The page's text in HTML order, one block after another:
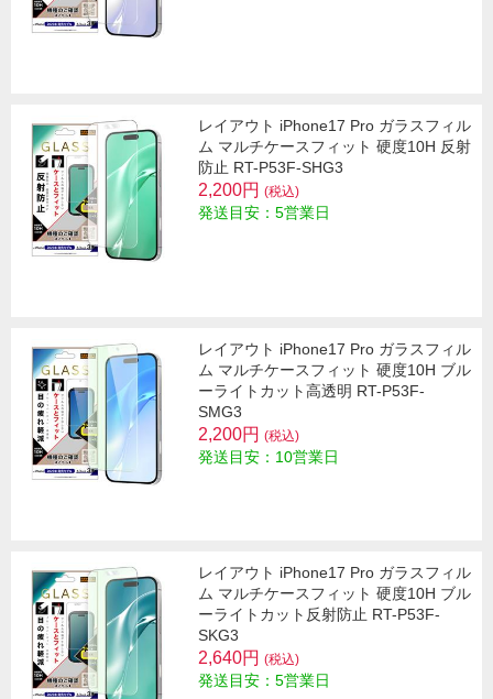
レイアウト iPhone17 Pro ガラスフィル
ム マルチケースフィット 硬度10H 反射
防止 RT-P53F-SHG3
2,200円 (税込)
発送目安：5営業日
レイアウト iPhone17 Pro ガラスフィル
ム マルチケースフィット 硬度10H ブル
ーライトカット高透明 RT-P53F-
SMG3
2,200円 (税込)
発送目安：10営業日
レイアウト iPhone17 Pro ガラスフィル
ム マルチケースフィット 硬度10H ブル
ーライトカット反射防止 RT-P53F-
SKG3
2,640円 (税込)
発送目安：5営業日